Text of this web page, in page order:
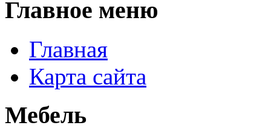
Главное меню
Главная
Карта сайта
Мебель